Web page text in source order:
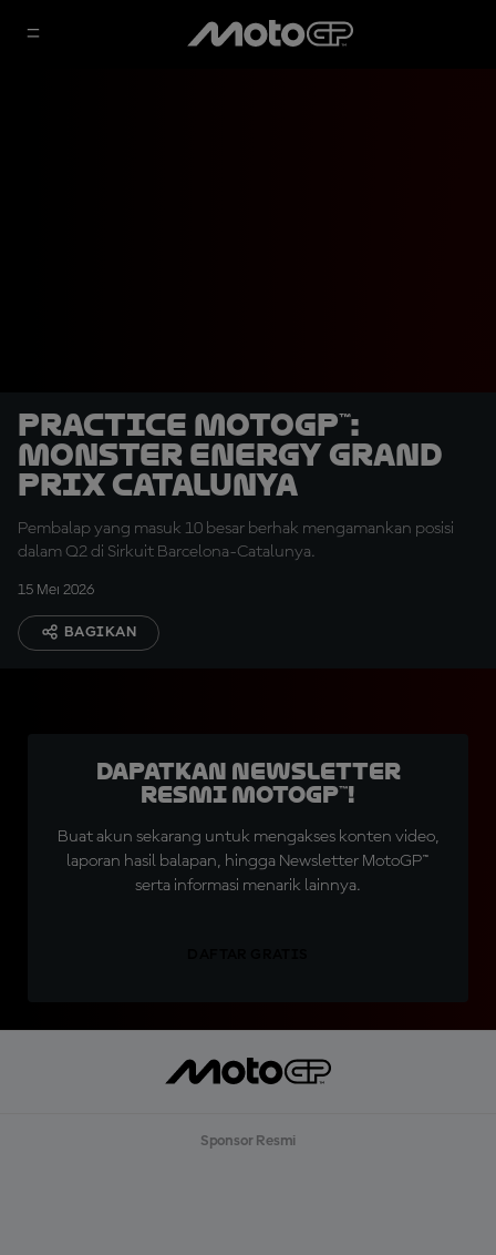
Practice MotoGP™:
Monster Energy Grand
Prix Catalunya
Pembalap yang masuk 10 besar berhak mengamankan posisi
dalam Q2 di Sirkuit Barcelona-Catalunya.
15 Mei 2026
BAGIKAN
Dapatkan Newsletter
Resmi MotoGP™!
Buat akun sekarang untuk mengakses konten video,
laporan hasil balapan, hingga Newsletter MotoGP™
serta informasi menarik lainnya.
Sponsor Resmi